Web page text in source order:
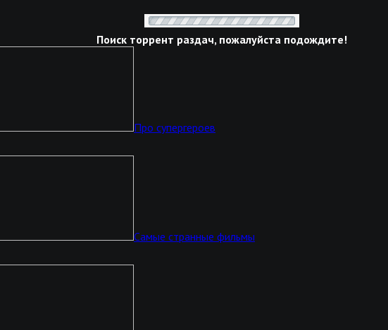
Поиск торрент раздач, пожалуйста подождите!
Про супергероев
Самые странные фильмы